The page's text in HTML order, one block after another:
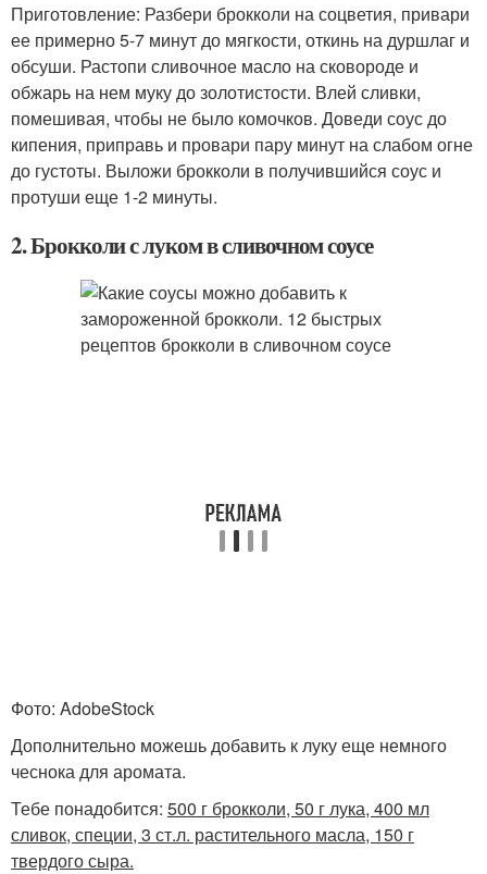
Приготовление: Разбери брокколи на соцветия, привари
ее примерно 5-7 минут до мягкости, откинь на дуршлаг и
обсуши. Растопи сливочное масло на сковороде и
обжарь на нем муку до золотистости. Влей сливки,
помешивая, чтобы не было комочков. Доведи соус до
кипения, приправь и провари пару минут на слабом огне
до густоты. Выложи брокколи в получившийся соус и
протуши еще 1-2 минуты.
2. Брокколи с луком в сливочном соусе
Фото: AdobeStock
Дополнительно можешь добавить к луку еще немного
чеснока для аромата.
Тебе понадобится: 500 г брокколи, 50 г лука, 400 мл
сливок, специи, 3 ст.л. растительного масла, 150 г
твердого сыра.